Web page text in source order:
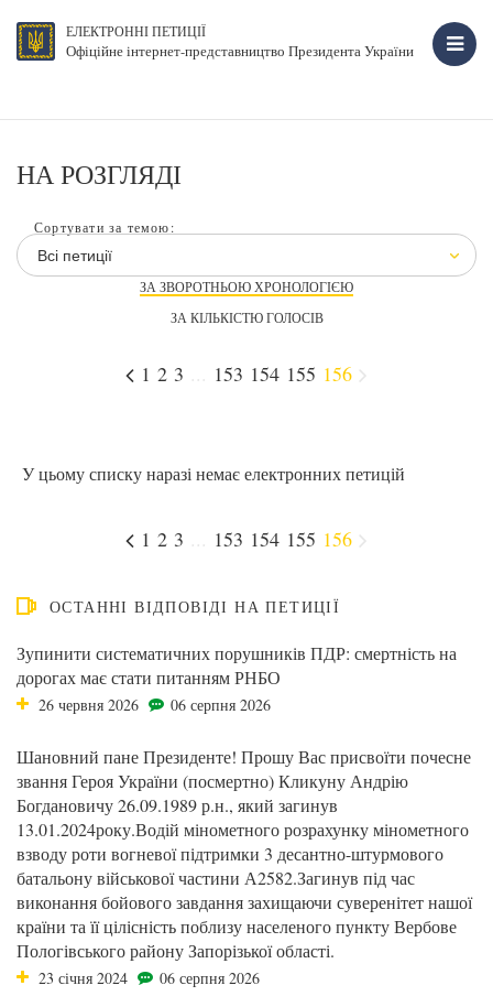
ЕЛЕКТРОННІ ПЕТИЦІЇ
Офіційне інтернет-представництво Президента України
НА РОЗГЛЯДІ
Сортувати за темою:
Всі петиції
ЗА ЗВОРОТНЬОЮ ХРОНОЛОГІЄЮ
ЗА КІЛЬКІСТЮ ГОЛОСІВ
1 2 3 153 154 155 156
У цьому списку наразі немає електронних петицій
1 2 3 153 154 155 156
ОСТАННІ ВІДПОВІДІ НА ПЕТИЦІЇ
Зупинити систематичних порушників ПДР: смертність на
дорогах має стати питанням РНБО
26 червня 2026 06 серпня 2026
Шановний пане Президенте! Прошу Вас присвоїти почесне
звання Героя України (посмертно) Кликуну Андрію
Богдановичу 26.09.1989 р.н., який загинув
13.01.2024року.Водій мінометного розрахунку мінометного
взводу роти вогневої підтримки 3 десантно-штурмового
батальону військової частини А2582.Загинув під час
виконання бойового завдання захищаючи суверенітет нашої
країни та її цілісність поблизу населеного пункту Вербове
Пологівського району Запорізької області.
23 січня 2024 06 серпня 2026